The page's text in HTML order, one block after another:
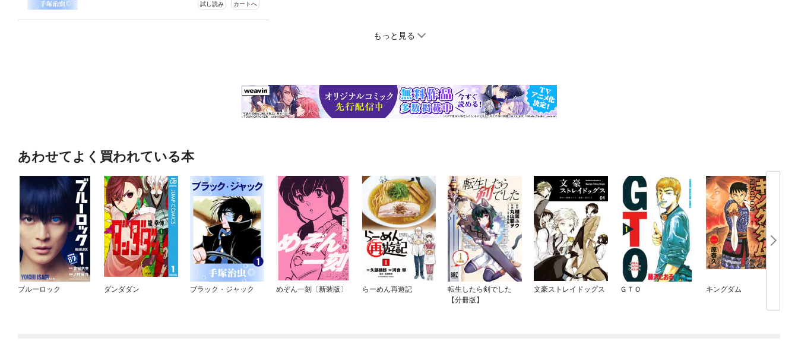
試し読み カートへ
もっと見る
あわせてよく買われている本
ブルーロック ダンダダン ブラック・ジャック めぞん一刻〔新装版〕 らーめん再遊記
転生したら剣でした
【分冊版】
文豪ストレイドッグス ＧＴＯ キングダム